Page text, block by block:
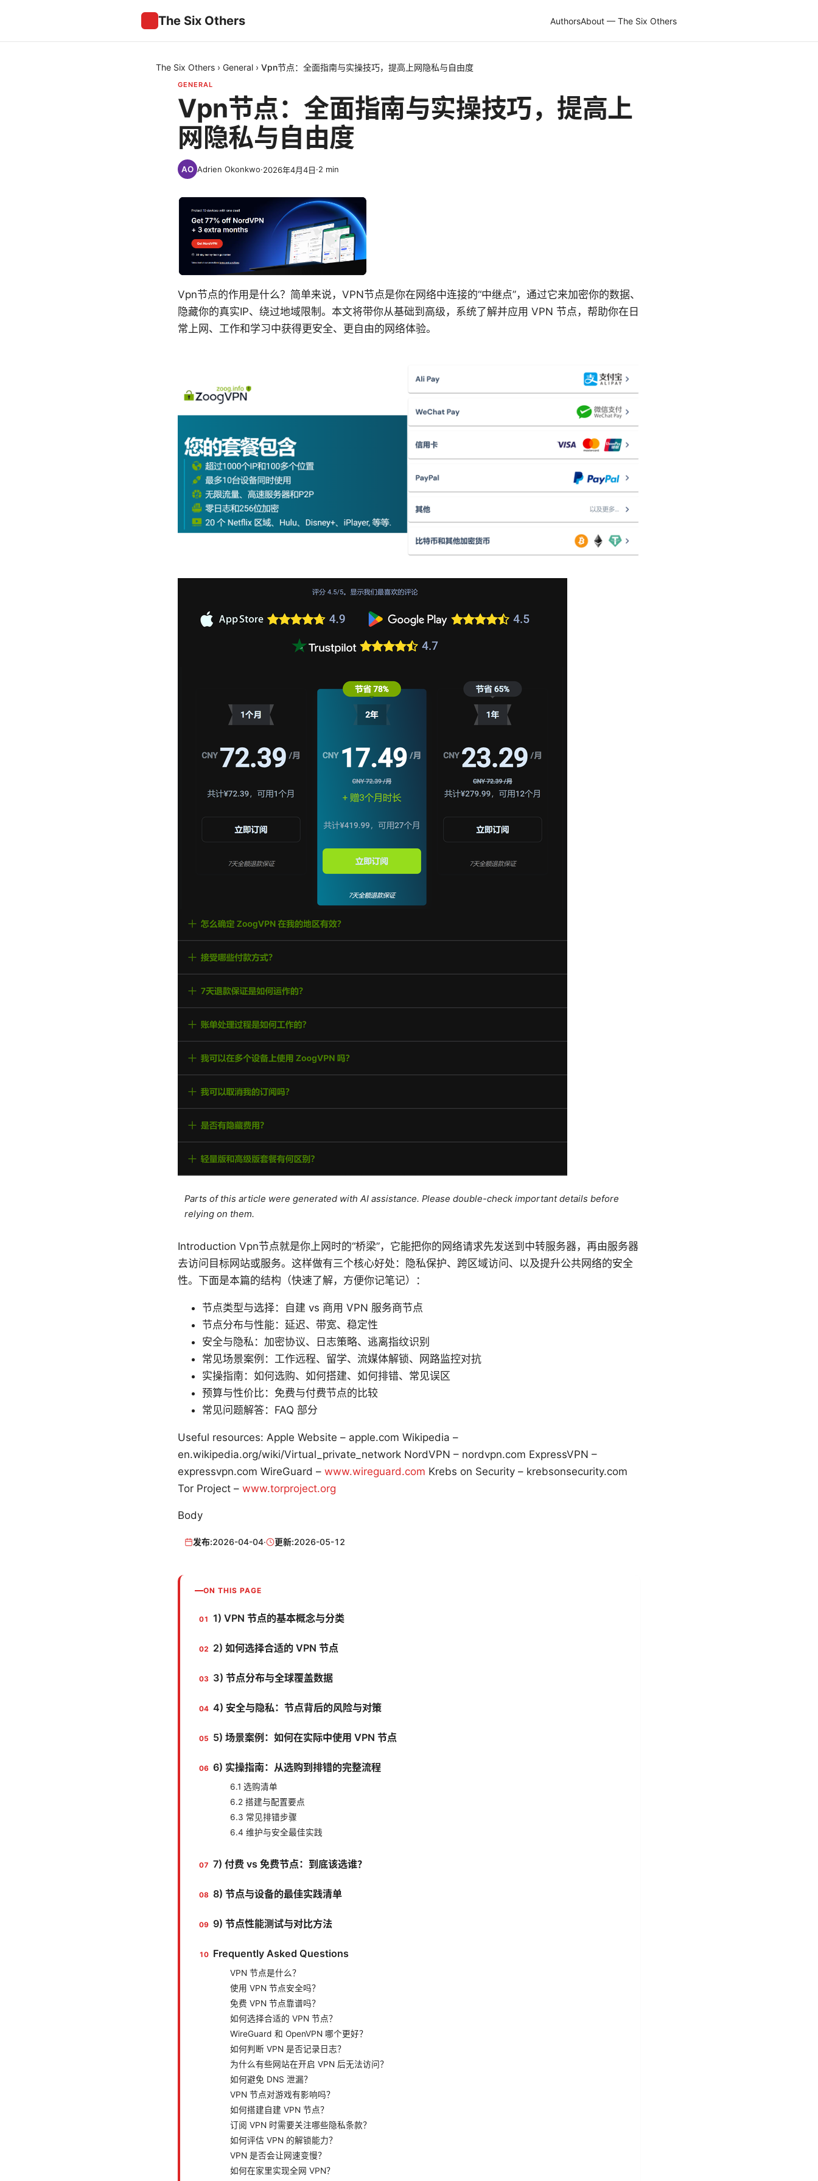
The Six Others AuthorsAbout — The Six Others
The Six Others › General › Vpn节点：全面指南与实操技巧，提高上网隐私与自由度
GENERAL
Vpn节点：全面指南与实操技巧，提高上
网隐私与自由度
Adrien Okonkwo·2026年4月4日·2 min
Vpn节点的作用是什么？简单来说，VPN节点是你在网络中连接的“中继点”，通过它来加密你的数据、
隐藏你的真实IP、绕过地域限制。本文将带你从基础到高级，系统了解并应用 VPN 节点，帮助你在日
常上网、工作和学习中获得更安全、更自由的网络体验。
Parts of this article were generated with AI assistance. Please double-check important details before
relying on them.
Introduction Vpn节点就是你上网时的“桥梁”，它能把你的网络请求先发送到中转服务器，再由服务器
去访问目标网站或服务。这样做有三个核心好处：隐私保护、跨区域访问、以及提升公共网络的安全
性。下面是本篇的结构（快速了解，方便你记笔记）：
节点类型与选择：自建 vs 商用 VPN 服务商节点
节点分布与性能：延迟、带宽、稳定性
安全与隐私：加密协议、日志策略、逃离指纹识别
常见场景案例：工作远程、留学、流媒体解锁、网路监控对抗
实操指南：如何选购、如何搭建、如何排错、常见误区
预算与性价比：免费与付费节点的比较
常见问题解答：FAQ 部分
Useful resources: Apple Website – apple.com Wikipedia –
en.wikipedia.org/wiki/Virtual_private_network NordVPN – nordvpn.com ExpressVPN –
expressvpn.com WireGuard – www.wireguard.com Krebs on Security – krebsonsecurity.com
Tor Project – www.torproject.org
Body
发布:2026-04-04· 更新:2026-05-12
ON THIS PAGE
1) VPN 节点的基本概念与分类
2) 如何选择合适的 VPN 节点
3) 节点分布与全球覆盖数据
4) 安全与隐私：节点背后的风险与对策
5) 场景案例：如何在实际中使用 VPN 节点
6) 实操指南：从选购到排错的完整流程
6.1 选购清单
6.2 搭建与配置要点
6.3 常见排错步骤
6.4 维护与安全最佳实践
7) 付费 vs 免费节点：到底该选谁？
8) 节点与设备的最佳实践清单
9) 节点性能测试与对比方法
Frequently Asked Questions
VPN 节点是什么？
使用 VPN 节点安全吗？
免费 VPN 节点靠谱吗？
如何选择合适的 VPN 节点？
WireGuard 和 OpenVPN 哪个更好？
如何判断 VPN 是否记录日志？
为什么有些网站在开启 VPN 后无法访问？
如何避免 DNS 泄漏？
VPN 节点对游戏有影响吗？
如何搭建自建 VPN 节点？
订阅 VPN 时需要关注哪些隐私条款？
如何评估 VPN 的解锁能力？
VPN 是否会让网速变慢？
如何在家里实现全网 VPN？